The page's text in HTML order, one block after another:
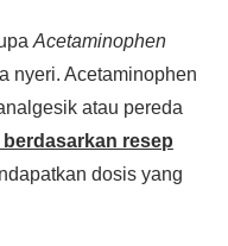
Acetaminophen
nyeri. Acetaminophen
atau pereda
resep
dosis yang